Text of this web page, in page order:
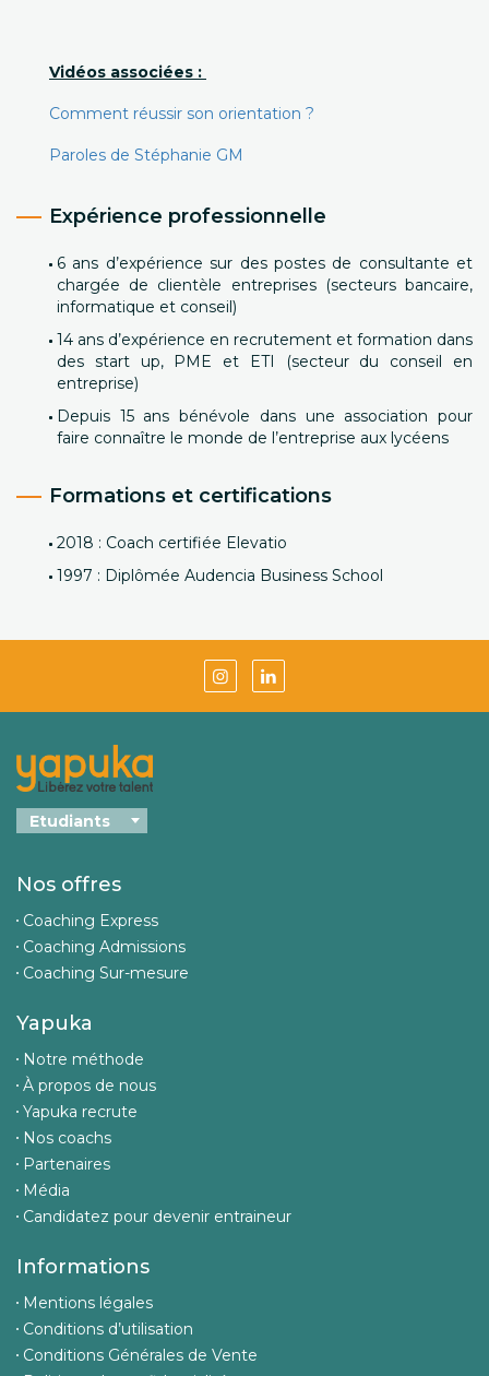
Vidéos associées :
Comment réussir son orientation ?
Paroles de Stéphanie GM
Expérience professionnelle
6 ans d’expérience sur des postes de consultante et
chargée de clientèle entreprises (secteurs bancaire,
informatique et conseil)
14 ans d’expérience en recrutement et formation dans
des start up, PME et ETI (secteur du conseil en
entreprise)
Depuis 15 ans bénévole dans une association pour
faire connaître le monde de l’entreprise aux lycéens
Formations et certifications
2018 : Coach certifiée Elevatio
1997 : Diplômée Audencia Business School
Nos offres
Coaching Express
Coaching Admissions
Coaching Sur-mesure
Yapuka
Notre méthode
À propos de nous
Yapuka recrute
Nos coachs
Partenaires
Média
Candidatez pour devenir entraineur
Informations
Mentions légales
Conditions d’utilisation
Conditions Générales de Vente